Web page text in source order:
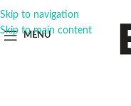
Skip to navigation
Skip to main content
MENU